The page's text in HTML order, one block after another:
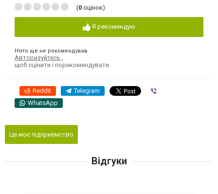
(0 оцінок)
Я рекомендую
Ніхто ще не рекомендував
Авторизуйтесь
щоб оцінити і порекомендувати
Reddit Telegram
WhatsApp
Це моє підприємство
Відгуки